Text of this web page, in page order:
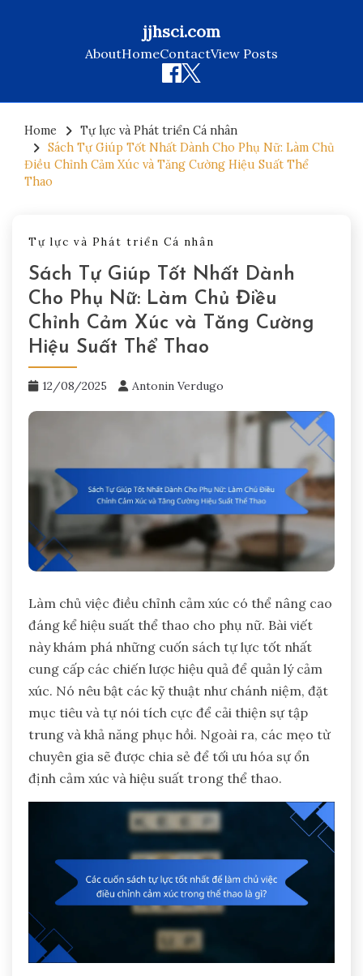
jjhsci.com
AboutHomeContactView Posts
content
Home
Tự lực và Phát triển Cá nhân
Sách Tự Giúp Tốt Nhất Dành Cho Phụ Nữ: Làm Chủ
Điều Chỉnh Cảm Xúc và Tăng Cường Hiệu Suất Thể
Thao
Tự lực và Phát triển Cá nhân
Sách Tự Giúp Tốt Nhất Dành
Cho Phụ Nữ: Làm Chủ Điều
Chỉnh Cảm Xúc và Tăng Cường
Hiệu Suất Thể Thao
12/08/2025 Antonin Verdugo
Làm chủ việc điều chỉnh cảm xúc có thể nâng cao
đáng kể hiệu suất thể thao cho phụ nữ. Bài viết
này khám phá những cuốn sách tự lực tốt nhất
cung cấp các chiến lược hiệu quả để quản lý cảm
xúc. Nó nêu bật các kỹ thuật như chánh niệm, đặt
mục tiêu và tự nói tích cực để cải thiện sự tập
trung và khả năng phục hồi. Ngoài ra, các mẹo từ
chuyên gia sẽ được chia sẻ để tối ưu hóa sự ổn
định cảm xúc và hiệu suất trong thể thao.